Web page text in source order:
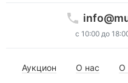
с 10:00 до
Аукцион О нас О